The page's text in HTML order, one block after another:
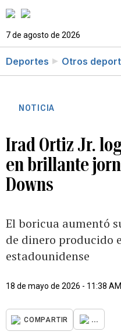
7 de agosto de 2026
Deportes Otros
NOTICIA
Irad Ortiz Jr.
en brillante
Downs
El boricua aumentó
de dinero producido
estadounidense
18 de mayo de 2026 - 11:38 AM
COMPARTIR ...